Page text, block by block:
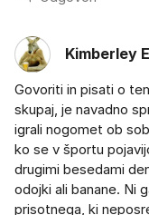
Kimberley
Govoriti in pisati o
skupaj, je navadno
igrali nogomet ob
ko se v športu
drugimi besedami
odojki ali banane. Ni
prisotnega, ki